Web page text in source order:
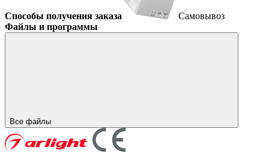
Способы получения заказа
Самовывоз
Файлы и программы
Все файлы